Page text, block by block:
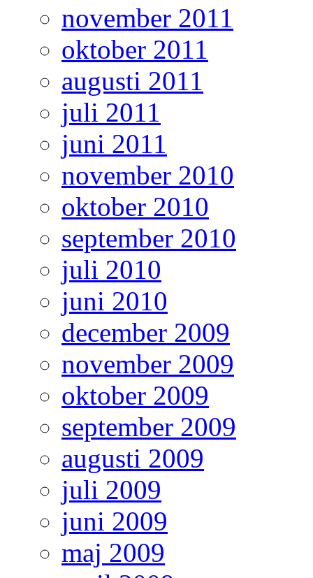
november 2011
oktober 2011
augusti 2011
juli 2011
juni 2011
november 2010
oktober 2010
september 2010
juli 2010
juni 2010
december 2009
november 2009
oktober 2009
september 2009
augusti 2009
juli 2009
juni 2009
maj 2009